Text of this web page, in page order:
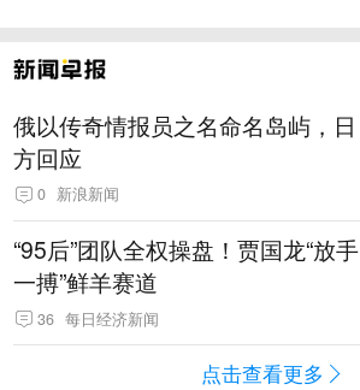
俄以传奇情报员之名命名岛屿，日
方回应
0 新浪新闻
“95后”团队全权操盘！贾国龙“放手
一搏”鲜羊赛道
36 每日经济新闻
点击查看更多